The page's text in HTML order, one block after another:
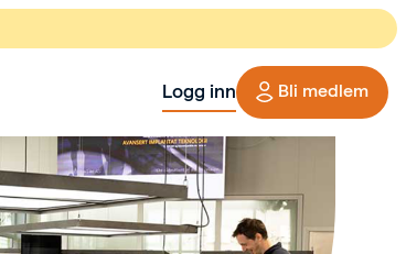
Logg inn Bli medlem